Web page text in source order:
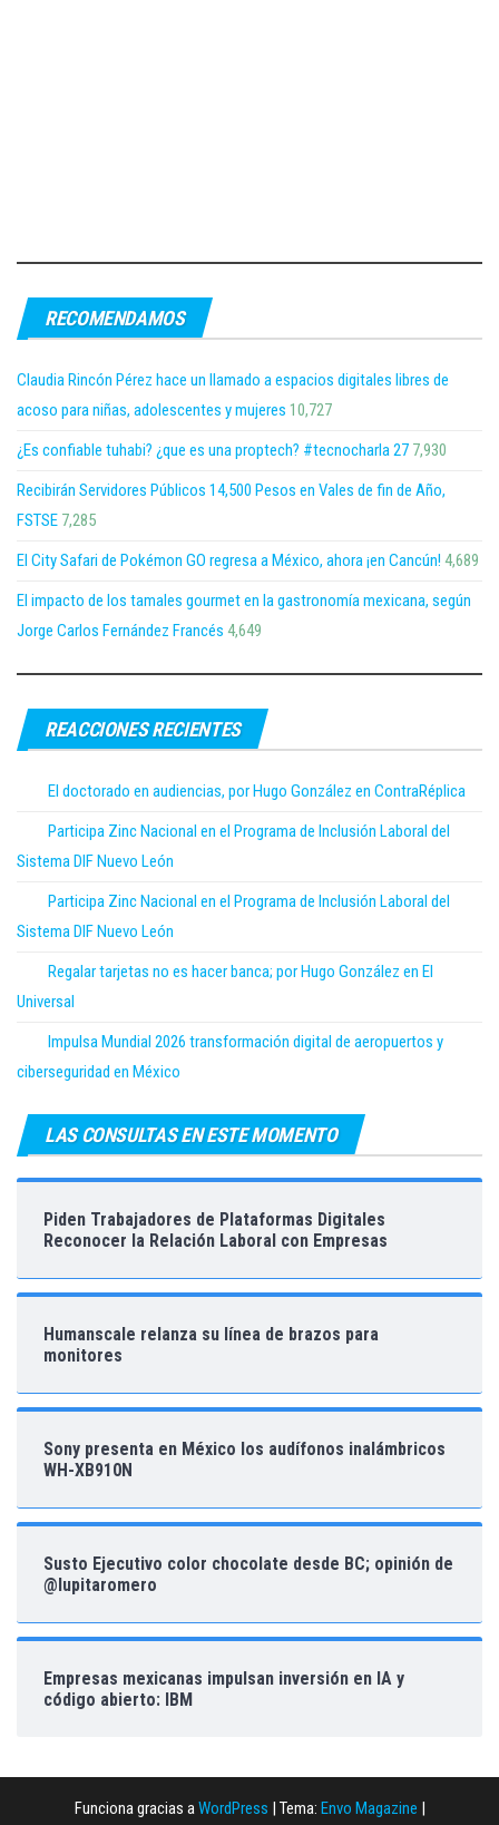
RECOMENDAMOS
Claudia Rincón Pérez hace un llamado a espacios digitales libres de
acoso para niñas, adolescentes y mujeres 10,727
¿Es confiable tuhabi? ¿que es una proptech? #tecnocharla 27 7,930
Recibirán Servidores Públicos 14,500 Pesos en Vales de fin de Año,
FSTSE 7,285
El City Safari de Pokémon GO regresa a México, ahora ¡en Cancún! 4,689
El impacto de los tamales gourmet en la gastronomía mexicana, según
Jorge Carlos Fernández Francés 4,649
REACCIONES RECIENTES
El doctorado en audiencias, por Hugo González en ContraRéplica
Participa Zinc Nacional en el Programa de Inclusión Laboral del
Sistema DIF Nuevo León
Participa Zinc Nacional en el Programa de Inclusión Laboral del
Sistema DIF Nuevo León
Regalar tarjetas no es hacer banca; por Hugo González en El
Universal
Impulsa Mundial 2026 transformación digital de aeropuertos y
ciberseguridad en México
LAS CONSULTAS EN ESTE MOMENTO
Piden Trabajadores de Plataformas Digitales
Reconocer la Relación Laboral con Empresas
Humanscale relanza su línea de brazos para
monitores
Sony presenta en México los audífonos inalámbricos
WH-XB910N
Susto Ejecutivo color chocolate desde BC; opinión de
@lupitaromero
Empresas mexicanas impulsan inversión en IA y
código abierto: IBM
Funciona gracias aWordPress Tema: Envo Magazine